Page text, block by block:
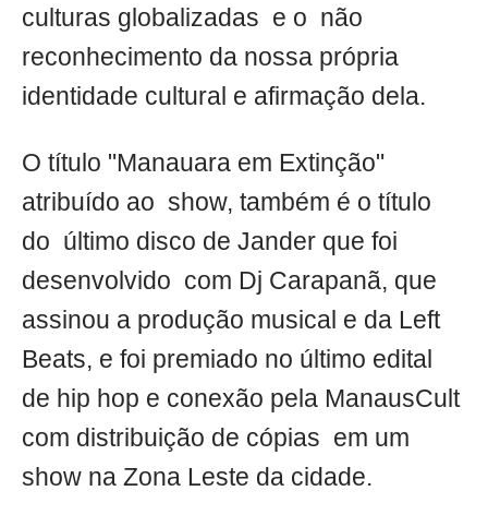
culturas globalizadas e o não
reconhecimento da nossa própria
identidade cultural e afirmação dela.
O título "Manauara em Extinção"
atribuído ao show, também é o título
do último disco de Jander que foi
desenvolvido com Dj Carapanã, que
assinou a produção musical e da Left
Beats, e foi premiado no último edital
de hip hop e conexão pela ManausCult
com distribuição de cópias em um
show na Zona Leste da cidade.